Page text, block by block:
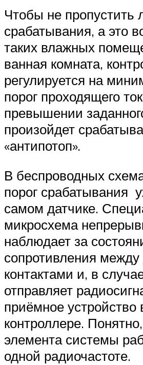
Чтобы не пропустить
срабатывания, а это
таких влажных
ванная комната,
регулируется на
порог проходящего
превышении
произойдет
«антипотоп».
В беспроводных
порог срабатывания
самом датчике.
микросхема
наблюдает за
сопротивления
контактами и, в
отправляет
приёмное устройство
контроллере.
элемента системы
одной радиочастоте.